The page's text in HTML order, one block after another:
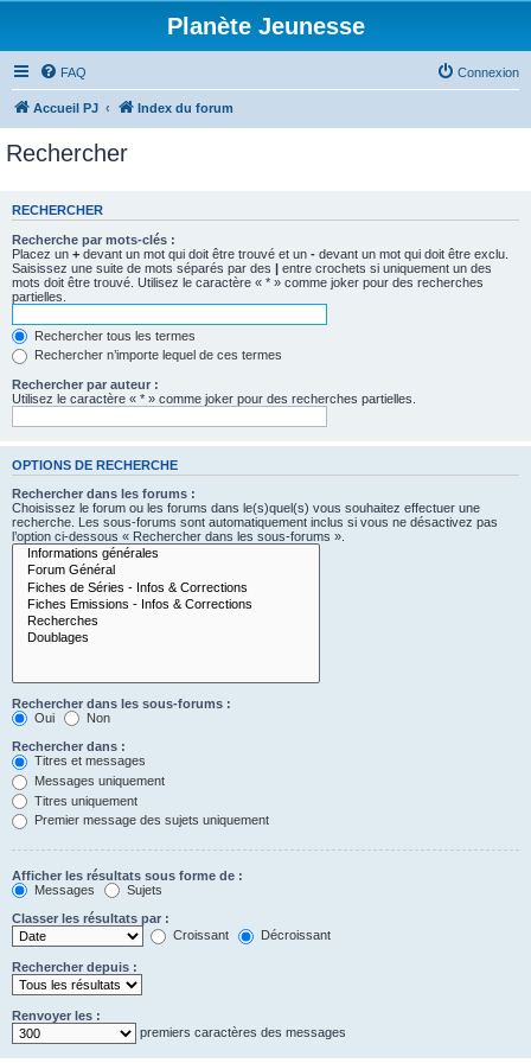
Planète Jeunesse
FAQ Connexion
Accueil PJ Index du forum
Rechercher
RECHERCHER
Recherche par mots-clés :
Placez un + devant un mot qui doit être trouvé et un - devant un mot qui doit être exclu.
Saisissez une suite de mots séparés par des | entre crochets si uniquement un des
mots doit être trouvé. Utilisez le caractère « * » comme joker pour des recherches
partielles.
Rechercher tous les termes
Rechercher n’importe lequel de ces termes
Rechercher par auteur :
Utilisez le caractère « * » comme joker pour des recherches partielles.
OPTIONS DE RECHERCHE
Rechercher dans les forums :
Choisissez le forum ou les forums dans le(s)quel(s) vous souhaitez effectuer une
recherche. Les sous-forums sont automatiquement inclus si vous ne désactivez pas
l’option ci-dessous « Rechercher dans les sous-forums ».
Rechercher dans les sous-forums :
Oui
Non
Rechercher dans :
Titres et messages
Messages uniquement
Titres uniquement
Premier message des sujets uniquement
Afficher les résultats sous forme de :
Messages
Sujets
Classer les résultats par :
Croissant
Décroissant
Rechercher depuis :
Renvoyer les :
premiers caractères des messages